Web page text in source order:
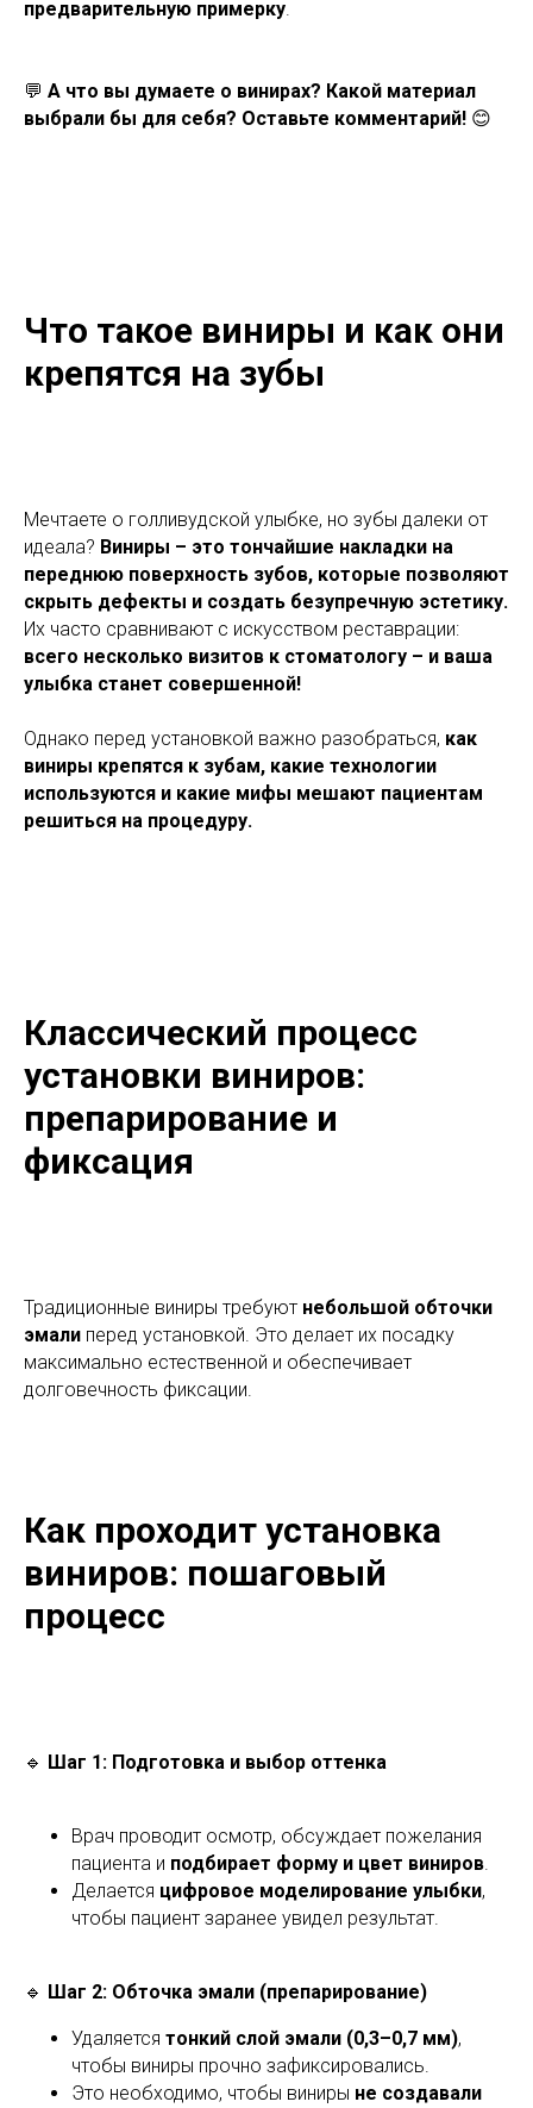
предварительную примерку.
💬 А что вы думаете о винирах? Какой материал
выбрали бы для себя? Оставьте комментарий! 😊
Что такое виниры и как они
крепятся на зубы
Мечтаете о голливудской улыбке, но зубы далеки от
идеала? Виниры – это тончайшие накладки на
переднюю поверхность зубов, которые позволяют
скрыть дефекты и создать безупречную эстетику.
Их часто сравнивают с искусством реставрации:
всего несколько визитов к стоматологу – и ваша
улыбка станет совершенной!
Однако перед установкой важно разобраться, как
виниры крепятся к зубам, какие технологии
используются и какие мифы мешают пациентам
решиться на процедуру.
Классический процесс
установки виниров:
препарирование и
фиксация
Традиционные виниры требуют небольшой обточки
эмали перед установкой. Это делает их посадку
максимально естественной и обеспечивает
долговечность фиксации.
Как проходит установка
виниров: пошаговый
процесс
🔹 Шаг 1: Подготовка и выбор оттенка
Врач проводит осмотр, обсуждает пожелания
пациента и подбирает форму и цвет виниров.
Делается цифровое моделирование улыбки,
чтобы пациент заранее увидел результат.
🔹 Шаг 2: Обточка эмали (препарирование)
Удаляется тонкий слой эмали (0,3–0,7 мм),
чтобы виниры прочно зафиксировались.
Это необходимо, чтобы виниры не создавали